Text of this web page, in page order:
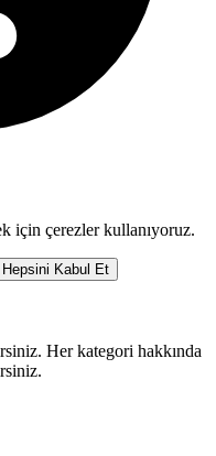
için çerezler kullanıyoruz.
Hepsini Kabul Et
Her kategori hakkında